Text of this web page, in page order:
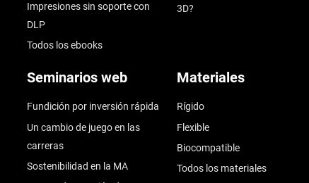
Impresiones sin soporte con
DLP
Todos los ebooks
3D?
Seminarios web
Fundición por inversión rápida
Un cambio de juego en las
carreras
Sostenibilidad en la MA
Materiales
Rígido
Flexible
Biocompatible
Todos los materiales